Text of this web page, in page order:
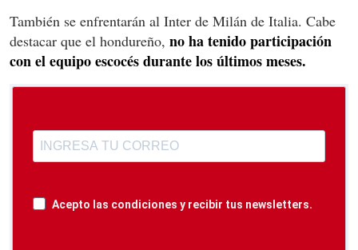
También se enfrentarán al Inter de Milán de Italia. Cabe
destacar que el hondureño, no ha tenido participación
con el equipo escocés durante los últimos meses.
Acepto las condiciones y recibir tus newsletters.